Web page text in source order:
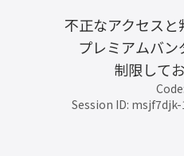
不正なアクセスと
プレミアムバ
制限して
Session ID: